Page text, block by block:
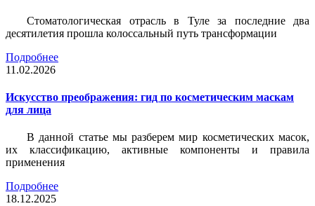
Стоматологическая отрасль в Туле за последние два
десятилетия прошла колоссальный путь трансформации
Подробнее
11.02.2026
Искусство преображения: гид по косметическим маскам
для лица
В данной статье мы разберем мир косметических масок,
их классификацию, активные компоненты и правила
применения
Подробнее
18.12.2025